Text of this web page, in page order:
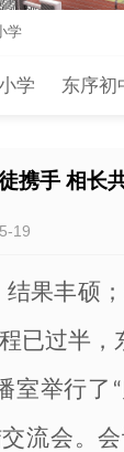
学 东序初
学
携手 相长
19
果丰硕
已过半，
室举行了 “
流会。